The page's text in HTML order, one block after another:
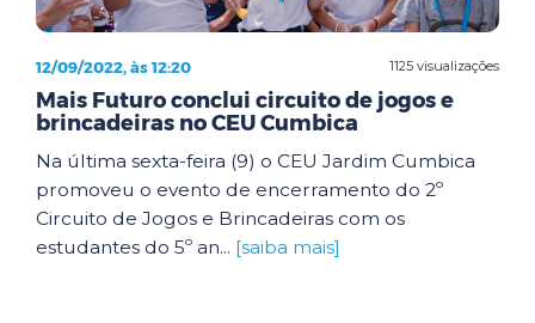
1125 visualizações
12/09/2022, às 12:20
Mais Futuro conclui circuito de jogos e
brincadeiras no CEU Cumbica
Na última sexta-feira (9) o CEU Jardim Cumbica
promoveu o evento de encerramento do 2º
Circuito de Jogos e Brincadeiras com os
estudantes do 5º an... [saiba mais]